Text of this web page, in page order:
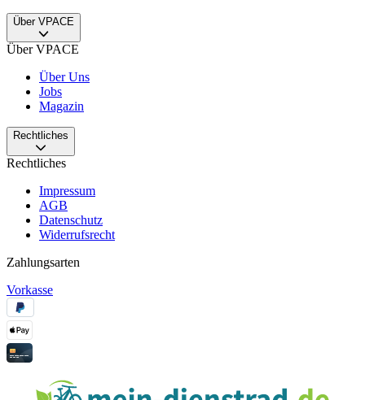
Über VPACE
Über VPACE
Über Uns
Jobs
Magazin
Rechtliches
Rechtliches
Impressum
AGB
Datenschutz
Widerrufsrecht
Zahlungsarten
Vorkasse